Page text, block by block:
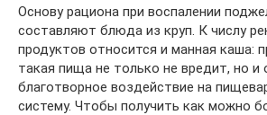
Основу рациона при воспалении
составляют блюда из круп. К числу
продуктов относится и манная каша:
такая пища не только не вредит, но и
благотворное воздействие на
систему. Чтобы получить как можно